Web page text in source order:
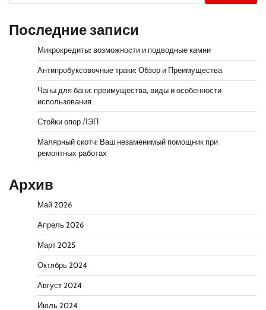
Последние записи
Микрокредиты: возможности и подводные камни
Антипробуксовочные траки: Обзор и Преимущества
Чаны для бани: преимущества, виды и особенности
использования
Стойки опор ЛЭП
Малярный скотч: Ваш незаменимый помощник при
ремонтных работах
Архив
Май 2026
Апрель 2026
Март 2025
Октябрь 2024
Август 2024
Июль 2024